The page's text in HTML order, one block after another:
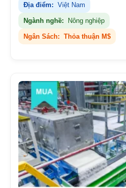
Địa điểm: Việt Nam
Ngành nghề: Nông nghiệp
Ngân Sách: Thỏa thuận M$